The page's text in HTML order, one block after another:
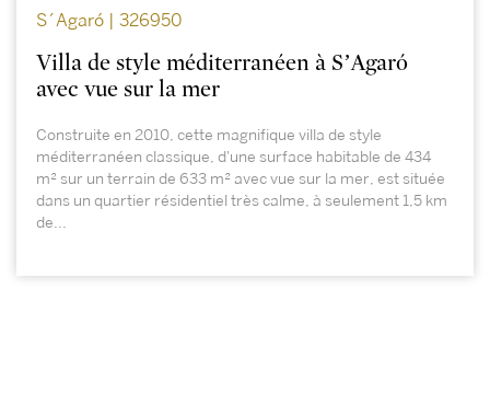
S´Agaró | 326950
Villa de style méditerranéen à S’Agaró
avec vue sur la mer
Construite en 2010, cette magnifique villa de style
méditerranéen classique, d'une surface habitable de 434
m² sur un terrain de 633 m² avec vue sur la mer, est située
dans un quartier résidentiel très calme, à seulement 1,5 km
de...